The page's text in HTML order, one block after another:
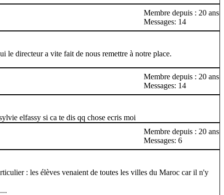
Membre depuis : 20 ans
Messages: 14
le directeur a vite fait de nous remettre à notre place.
Membre depuis : 20 ans
Messages: 14
elfassy si ca te dis qq chose ecris moi
Membre depuis : 20 ans
Messages: 6
: les élèves venaient de toutes les villes du Maroc car il n'y